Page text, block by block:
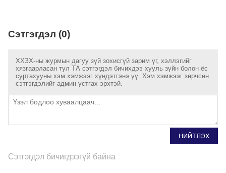
Сэтгэгдэл (0)
ХХЗХ-ны журмын дагуу зүй зохисгүй зарим үг, хэллэгийг
хязгаарласан тул ТА сэтгэгдэл бичихдээ хууль зүйн болон ёс
суртахууны хэм хэмжээг хүндэтгэнэ үү. Хэм хэмжээг зөрчсөн
сэтгэгдэлийг админ устгах эрхтэй.
НИЙТЛЭХ
Сэтгэгдэл бичигдээгүй байна